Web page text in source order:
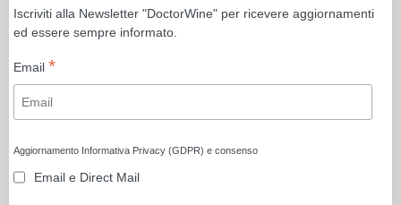
Iscriviti alla Newsletter "DoctorWine" per ricevere aggiornamenti
ed essere sempre informato.
Email *
Aggiornamento Informativa Privacy (GDPR) e consenso
Email e Direct Mail